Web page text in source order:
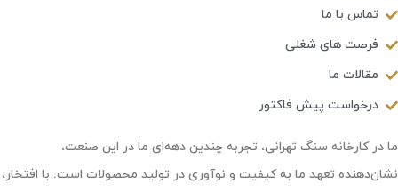
تماس با ما
فرصت های شغلی
مقالات ما
درخواست پیش فاکتور
ما در کارخانه سنگ تهرانی، تجربه چندین دهه‌ای ما در این صنعت،
نشان‌دهنده تعهد ما به کیفیت و نوآوری در تولید محصولات است. با افتخار،